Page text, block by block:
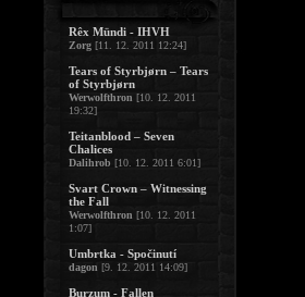
Rêx Mündi - IHVH
Zorg [11. 12. 2011 12:24]
Tears of Styrbjørn – Tears
of Styrbjørn
Werwolfthron [10. 12. 2011
19:32]
Teitanblood – Seven
Chalices
Dalihrob [10. 12. 2011 6:01]
Svart Crown – Witnessing
the Fall
Werwolfthron [10. 12. 2011
1:07]
Umbrtka - Spočinutí
dagon [9. 12. 2011 14:09]
Burzum - Fallen